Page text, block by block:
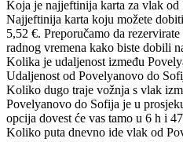
Koja je najjeftinija karta za vlak
Najjeftinija karta koju možete
5,52 €. Preporučamo da
radnog vremena kako biste dobili
Kolika je udaljenost između
Udaljenost od Povelyanovo do
Koliko dugo traje vožnja s vlak
Povelyanovo do Sofija je u
opcija dovest će vas tamo u 6 h i
Koliko puta dnevno ide vlak od